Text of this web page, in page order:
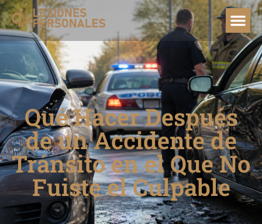
Qué Hacer Después
de un Accidente de
Tránsito en el Que No
Fuiste el Culpable